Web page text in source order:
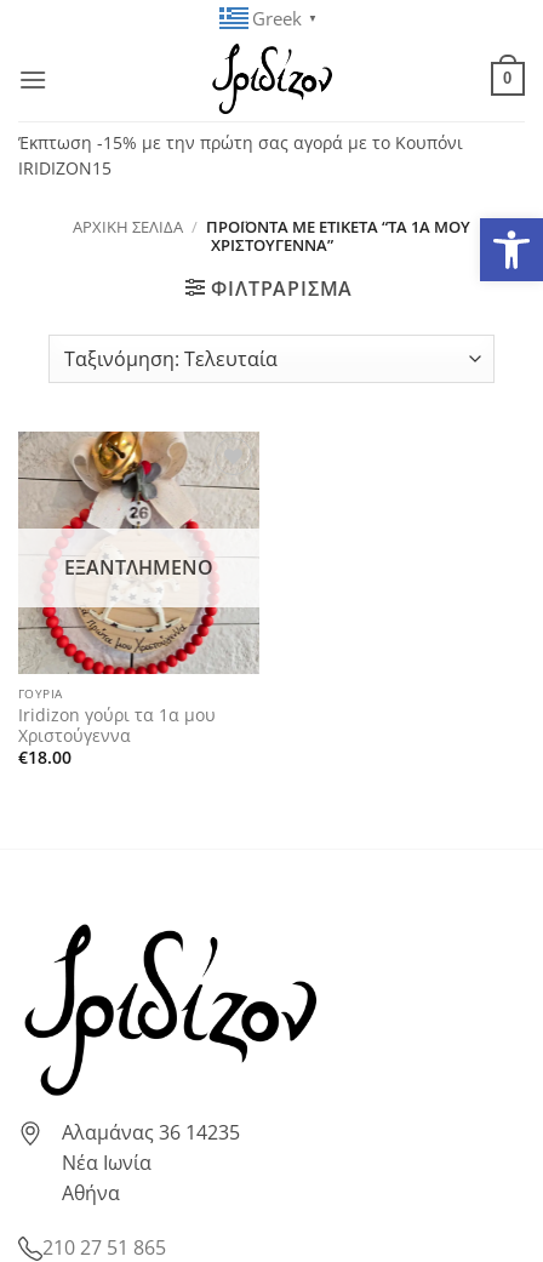
περιεχόμενο
Greek ▼
0
Έκπτωση -15% με την πρώτη σας αγορά με το Κουπόνι
IRIDIZON15
ΑΡΧΙΚΉ ΣΕΛΊΔΑ / ΠΡΟΪΌΝΤΑ ΜΕ ΕΤΙΚΈΤΑ “ΤΑ 1Α ΜΟΥ
ΧΡΙΣΤΟΎΓΕΝΝΑ”
ΦΙΛΤΡΆΡΙΣΜΑ
Add to
wishlist
ΕΞΑΝΤΛΗΜΈΝΟ
ΓΟΎΡΙΑ
Iridizon γούρι τα 1α μου
Χριστούγεννα
€18.00
Αλαμάνας 36 14235
Νέα Ιωνία
Αθήνα
210 27 51 865